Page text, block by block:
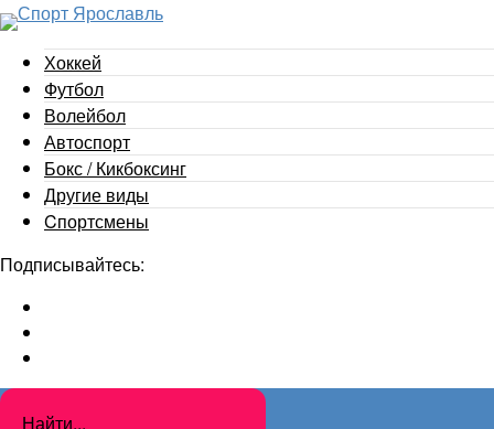
Хоккей
Футбол
Волейбол
Автоспорт
Бокс / Кикбоксинг
Другие виды
Cпортсмены
Подписывайтесь: